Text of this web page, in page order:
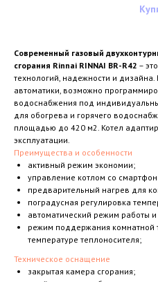
Современный газовый
сгорания Rinnai RINNAI BR-R42 –
технологий, надежности и
автоматики, возможно
водоснабжения под
для обогрева и горячего
площадью до 420 м2. Котел
эксплуатации.
Преимущества и особенности
активный режим экономии;
управление котлом со
предварительный нагрев для
поградусная регулировка
автоматический режим работы
режим поддержания комнатной
температуре теплоносителя;
Техническое оснащение
закрытая камера сгорания;